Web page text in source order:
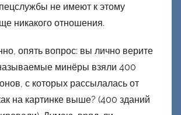
не имеют к этому
никакого отношения.
опять вопрос: вы лично верите
минёры взяли 400
с которых рассылалась от
на картинке выше? (400 зданий